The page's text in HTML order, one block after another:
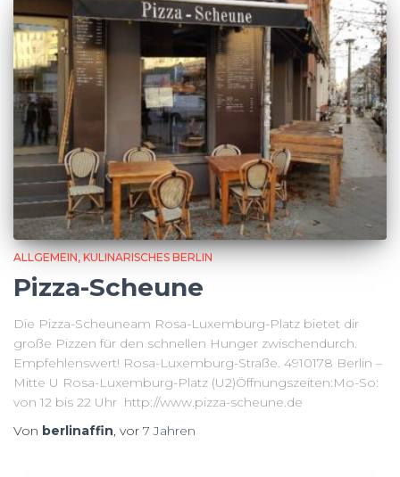
ALLGEMEIN KULINARISCHES BERLIN
Pizza-Scheune
Die Pizza-Scheuneam Rosa-Luxemburg-Platz bietet dir
große Pizzen für den schnellen Hunger zwischendurch.
Empfehlenswert! Rosa-Luxemburg-Straße. 4910178 Berlin –
Mitte U Rosa-Luxemburg-Platz (U2)Öffnungszeiten:Mo-So:
von 12 bis 22 Uhr http://www.pizza-scheune.de
Von berlinaffin, vor 7 Jahren